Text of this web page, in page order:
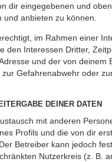
dir eingegebenen und
anbieten zu können.
im Rahmen einer
den Interessen Dritter,
und der von deinem
Gefahrenabwehr oder
DEINER DATEN
mit anderen
Profils und die von dir
Betreiber kann jedoch
Nutzerkreis (z. B.